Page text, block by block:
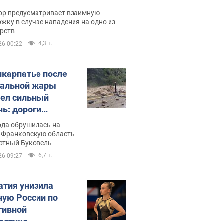
предусматривает взаимную
в случае нападения на одно из
00:22 4,3 т.
после
жары
сильный
дороги
в реки.
обрушилась на
область
Буковель
09:27 6,7 т.
унизила
России по